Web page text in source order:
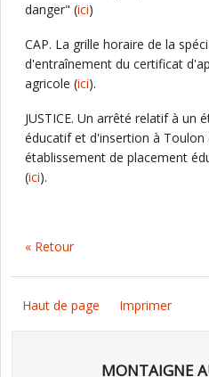
danger" (ici)
CAP. La grille horaire de la
d'entraînement du certificat
agricole (ici).
JUSTICE. Un arrêté relatif à un
éducatif et d'insertion à Toulon
établissement de placement
(ici).
« Retour
Haut de page Imprimer
MONTAIGNE